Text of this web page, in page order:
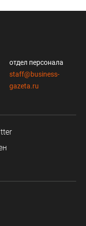
отдел персонала
staff@business-
gazeta.ru